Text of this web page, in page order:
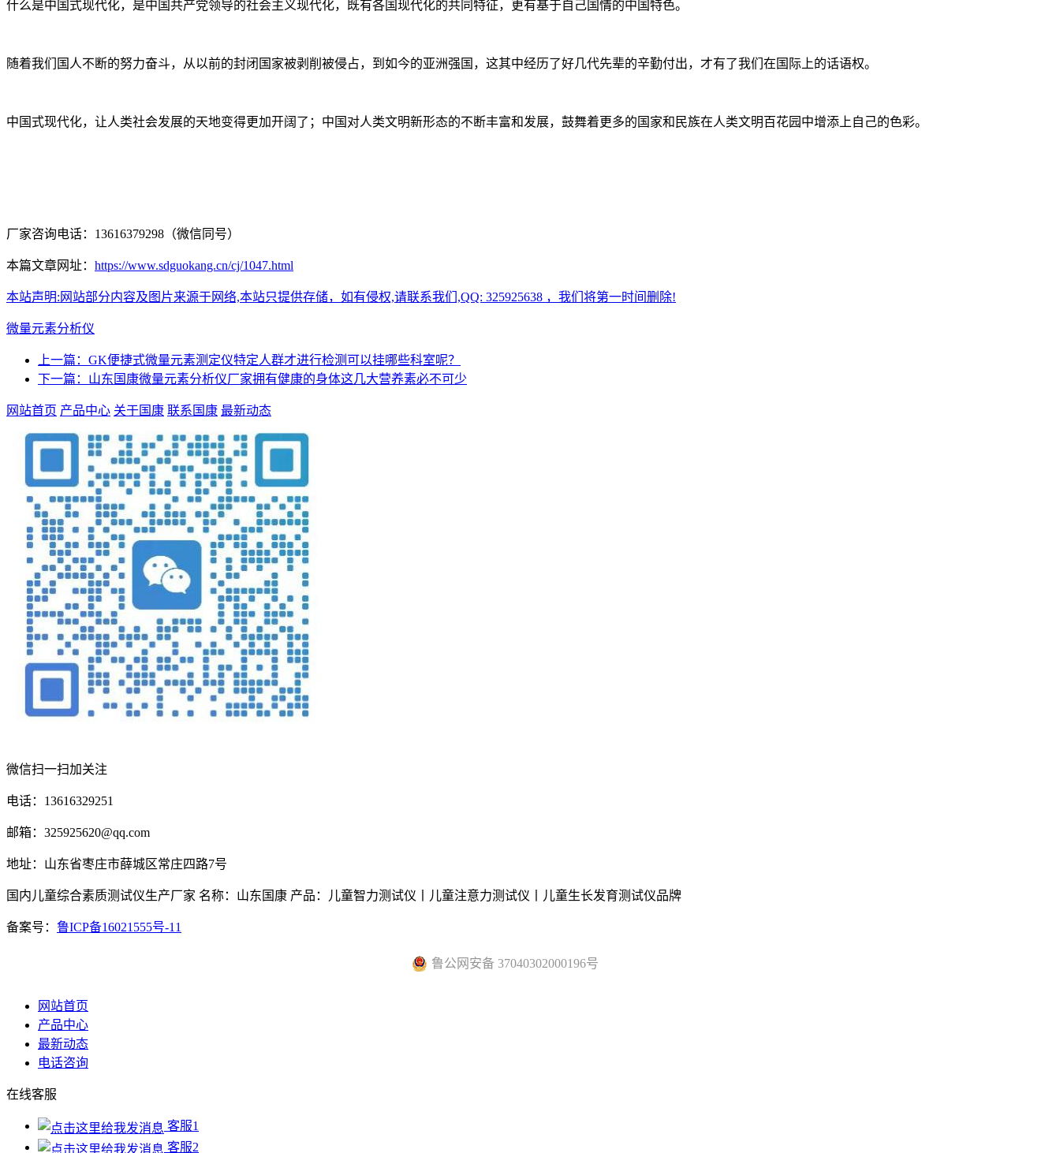
什么是中国式现代化，是中国共产党领导的社会主义现代化，既有各国现代化的共同特征，更有基于自己国情的中国特色。
随着我们国人不断的努力奋斗，从以前的封闭国家被剥削被侵占，到如今的亚洲强国，这其中经历了好几代先辈的辛勤付出，才有了我们在国际上的话语权。
中国式现代化，让人类社会发展的天地变得更加开阔了；中国对人类文明新形态的不断丰富和发展，鼓舞着更多的国家和民族在人类文明百花园中增添上自己的色彩。
厂家咨询电话：13616379298（微信同号）
本篇文章网址： https://www.sdguokang.cn/cj/1047.html
本站声明:网站部分内容及图片来源于网络,本站只提供存储，如有侵权,请联系我们,QQ: 325925638 ，我们将第一时间删除!
微量元素分析仪
上一篇：GK便捷式微量元素测定仪特定人群才进行检测可以挂哪些科室呢？
下一篇：山东国康微量元素分析仪厂家拥有健康的身体这几大营养素必不可少
网站首页 产品中心 关于国康 联系国康 最新动态
微信扫一扫加关注
电话：13616329251
邮箱：325925620@qq.com
地址：山东省枣庄市薛城区常庄四路7号
国内儿童综合素质测试仪生产厂家 名称：山东国康 产品：儿童智力测试仪丨儿童注意力测试仪丨儿童生长发育测试仪品牌
备案号： 鲁ICP备16021555号-11
鲁公网安备 37040302000196号
网站首页
产品中心
最新动态
电话咨询
在线客服
客服1
客服2